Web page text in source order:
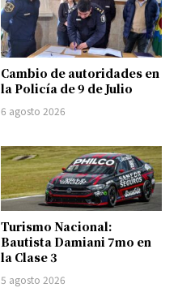
Cambio de autoridades en
la Policía de 9 de Julio
6 agosto 2026
Turismo Nacional:
Bautista Damiani 7mo en
la Clase 3
5 agosto 2026